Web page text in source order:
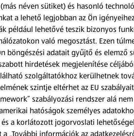
Amíg a készlet tart
XXL
ACTIMEL
Actimel joghurtital, 8
palack
0,8 kg
(1 186,25 Ft/1 kg)
949,00 Ft
Amíg a
XXL
O.B.
64
64
(59,36
3
néven sütiket) és hasonló
a lehető legjobban az Ön
például lehetővé teszik bizonyos
való megosztást. Ezen
böngészési adatait gyűjtő és elemző
hirdetések megjelenítése
szolgáltatókhoz kerülhetnek
szintje eltérhet az EU
szabályozási rendszer alá
hatóságok személyes
a korlátozott jogorvoslati